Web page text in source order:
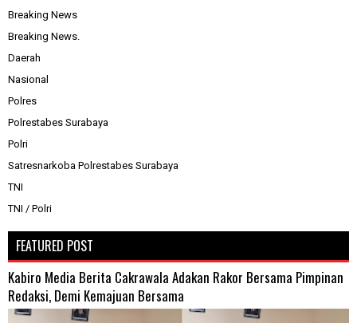
Breaking News
Breaking News.
Daerah
Nasional
Polres
Polrestabes Surabaya
Polri
Satresnarkoba Polrestabes Surabaya
TNI
TNI / Polri
FEATURED POST
Kabiro Media Berita Cakrawala Adakan Rakor Bersama Pimpinan
Redaksi, Demi Kemajuan Bersama